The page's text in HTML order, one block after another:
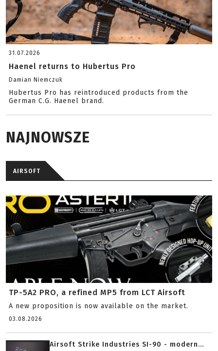
31.07.2026
Haenel returns to Hubertus Pro
Damian Niemczuk
Hubertus Pro has reintroduced products from the
German C.G. Haenel brand.
NAJNOWSZE
AIRSOFT
TP-5A2 PRO, a refined MP5 from LCT Airsoft
A new proposition is now available on the market.
03.08.2026
Airsoft Strike Industries SI-90 - modern...